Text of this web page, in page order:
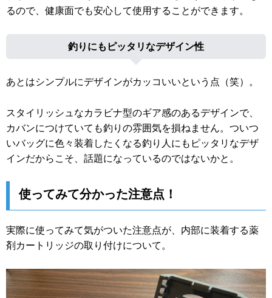
るので、健康面でも安心して使用することができます。
釣りにもピッタリなデザイン性
あとはシンプルにデザインがカッコいいという点（笑）。
スタイリッシュなカラビナ型のギア感のあるデザインで、
カバンにつけていても釣りの雰囲気を損ねません。ついつ
いバッグに色々装着したくなる釣り人にもピッタリなデザ
インだからこそ、話題になっているのではないかと。
使ってみて分かった注意点！
実際に使ってみて気がついた注意点が、内部に装着する薬
剤カートリッジの取り付けについて。